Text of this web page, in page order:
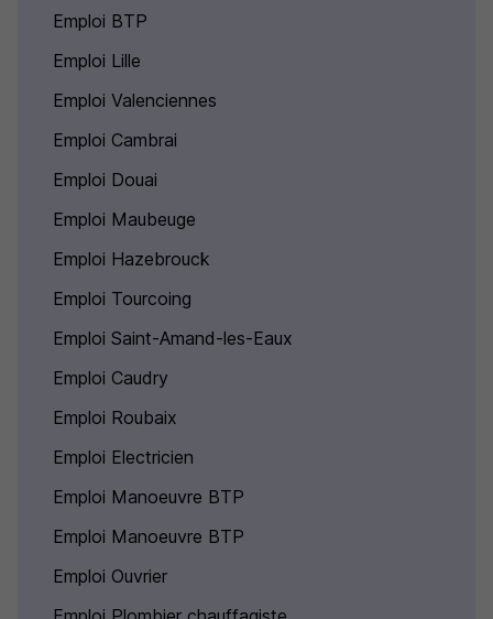
Emploi BTP
Emploi Lille
Emploi Valenciennes
Emploi Cambrai
Emploi Douai
Emploi Maubeuge
Emploi Hazebrouck
Emploi Tourcoing
Emploi Saint-Amand-les-Eaux
Emploi Caudry
Emploi Roubaix
Emploi Electricien
Emploi Manoeuvre BTP
Emploi Manoeuvre BTP
Emploi Ouvrier